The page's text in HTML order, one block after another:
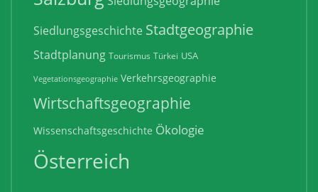
Siedlungsgeschichte Stadtgeographie
Stadtplanung Tourismus Türkei USA
Vegetationsgeographie Verkehrsgeographie
Wirtschaftsgeographie
Wissenschaftsgeschichte Ökologie
Österreich